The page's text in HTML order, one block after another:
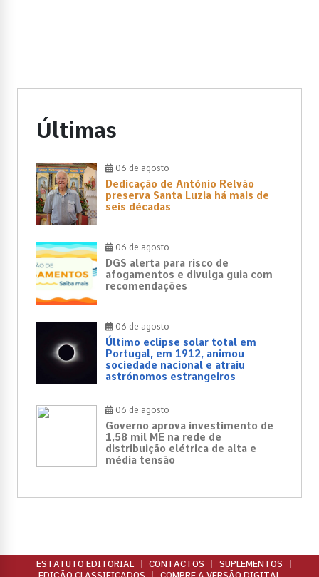
Últimas
06 de agosto
Dedicação de António Relvão
preserva Santa Luzia há mais de
seis décadas
06 de agosto
DGS alerta para risco de
afogamentos e divulga guia com
recomendações
06 de agosto
Último eclipse solar total em
Portugal, em 1912, animou
sociedade nacional e atraiu
astrónomos estrangeiros
06 de agosto
Governo aprova investimento de
1,58 mil ME na rede de
distribuição elétrica de alta e
média tensão
ESTATUTO EDITORIAL CONTACTOS
SUPLEMENTOS